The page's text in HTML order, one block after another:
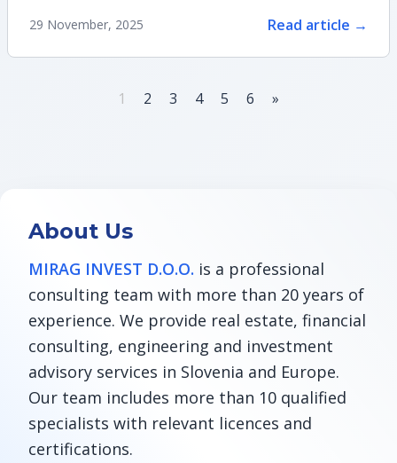
29 November, 2025 Read article →
1 2 3 4 5 6 »
About Us
MIRAG INVEST D.O.O. is a professional
consulting team with more than 20 years of
experience. We provide real estate, financial
consulting, engineering and investment
advisory services in Slovenia and Europe.
Our team includes more than 10 qualified
specialists with relevant licences and
certifications.